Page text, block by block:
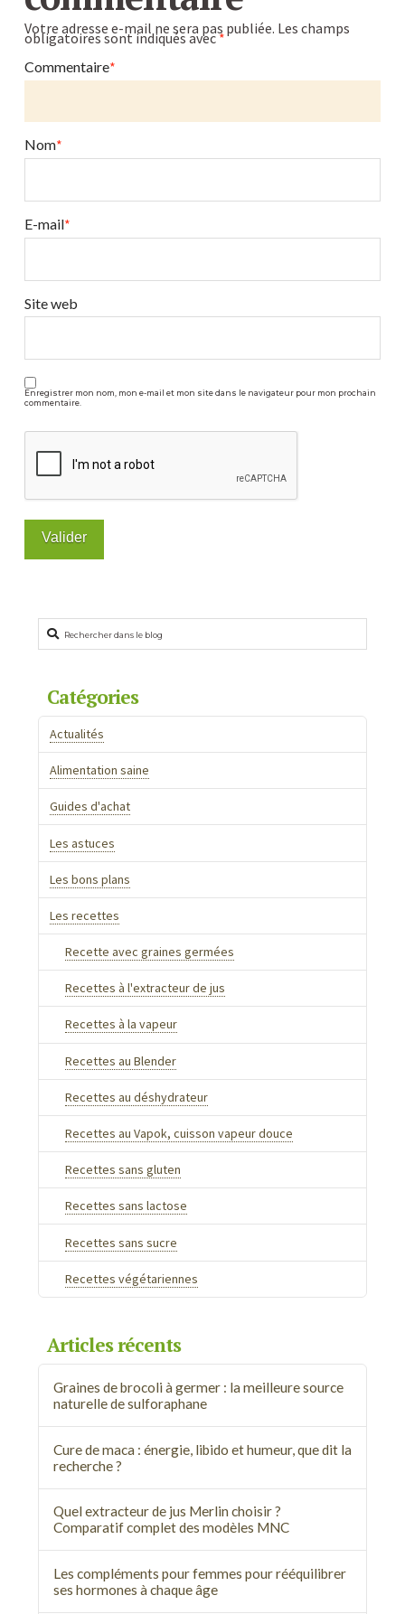
Votre adresse e-mail ne sera pas publiée. Les champs
obligatoires sont indiqués avec*
Commentaire*
Nom*
E-mail*
Site web
Enregistrer mon nom, mon e-mail et mon site dans le navigateur pour mon prochain
commentaire.
Rechercher
Catégories
Actualités
Alimentation saine
Guides d'achat
Les astuces
Les bons plans
Les recettes
Recette avec graines germées
Recettes à l'extracteur de jus
Recettes à la vapeur
Recettes au Blender
Recettes au déshydrateur
Recettes au Vapok, cuisson vapeur douce
Recettes sans gluten
Recettes sans lactose
Recettes sans sucre
Recettes végétariennes
Articles récents
Graines de brocoli à germer : la meilleure source
naturelle de sulforaphane
Cure de maca : énergie, libido et humeur, que dit la
recherche ?
Quel extracteur de jus Merlin choisir ?
Comparatif complet des modèles MNC
Les compléments pour femmes pour rééquilibrer
ses hormones à chaque âge